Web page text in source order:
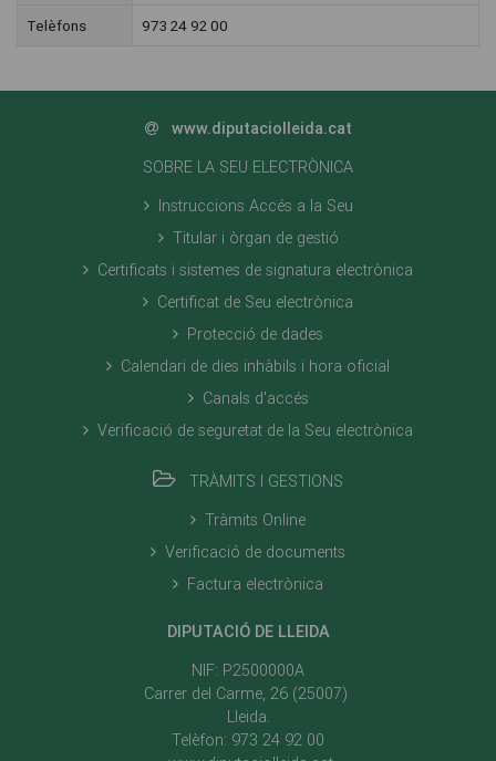
Telèfons 973 24 92 00
www.diputaciolleida.cat
SOBRE LA SEU ELECTRÒNICA
Instruccions Accés a la Seu
Titular i òrgan de gestió
Certificats i sistemes de signatura electrònica
Certificat de Seu electrònica
Protecció de dades
Calendari de dies inhàbils i hora oficial
Canals d'accés
Verificació de seguretat de la Seu electrònica
TRÀMITS I GESTIONS
Tràmits Online
Verificació de documents
Factura electrònica
DIPUTACIÓ DE LLEIDA
NIF: P2500000A
Carrer del Carme, 26 (25007)
Lleida.
Telèfon: 973 24 92 00